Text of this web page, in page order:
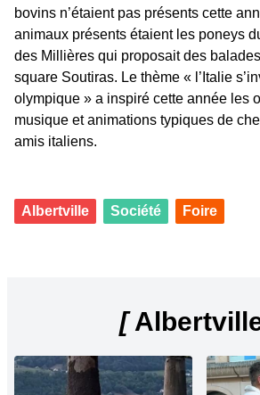
bovins n’étaient pas présents cette
animaux présents étaient les poneys
des Millières qui proposait des
square Soutiras. Le thème « l’Italie
olympique » a inspiré cette année les
musique et animations typiques de
amis italiens.
Albertville Société Foire
[